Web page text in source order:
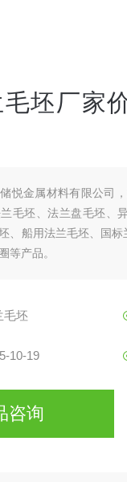
坯厂家
悦金属材料有限公司
毛坯、法兰盘毛坯、
、船用法兰毛坯、国标
等产品。
毛坯
10-19
咨询